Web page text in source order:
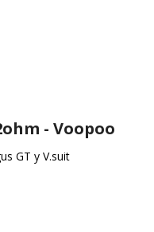
- Voopoo
GT y V.suit